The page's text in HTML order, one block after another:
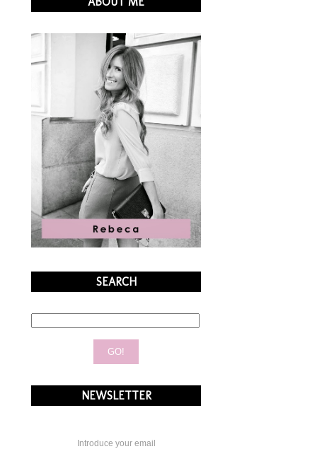
SEARCH
NEWSLETTER
Introduce your email